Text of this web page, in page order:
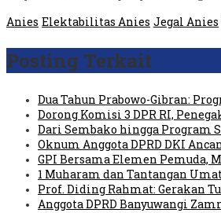
Anies Elektabilitas Anies Jegal Anies
Posting Terkait
Dua Tahun Prabowo-Gibran:
Dorong Komisi 3 DPR RI,
Dari Sembako hingga Program
Oknum Anggota DPRD DKI
GPI Bersama Elemen Pemuda,
1 Muharam dan Tantangan
Prof. Diding Rahmat: Gerakan
Anggota DPRD Banyuwangi